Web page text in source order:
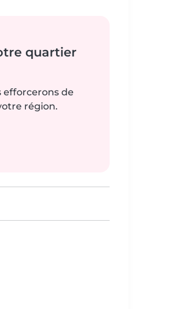
quartier
de
région.